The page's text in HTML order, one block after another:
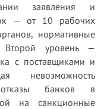
заявления и
— от 10 рабочих
нормативные
Второй уровень —
с поставщиками и
невозможность
отказы банков в
на санкционные